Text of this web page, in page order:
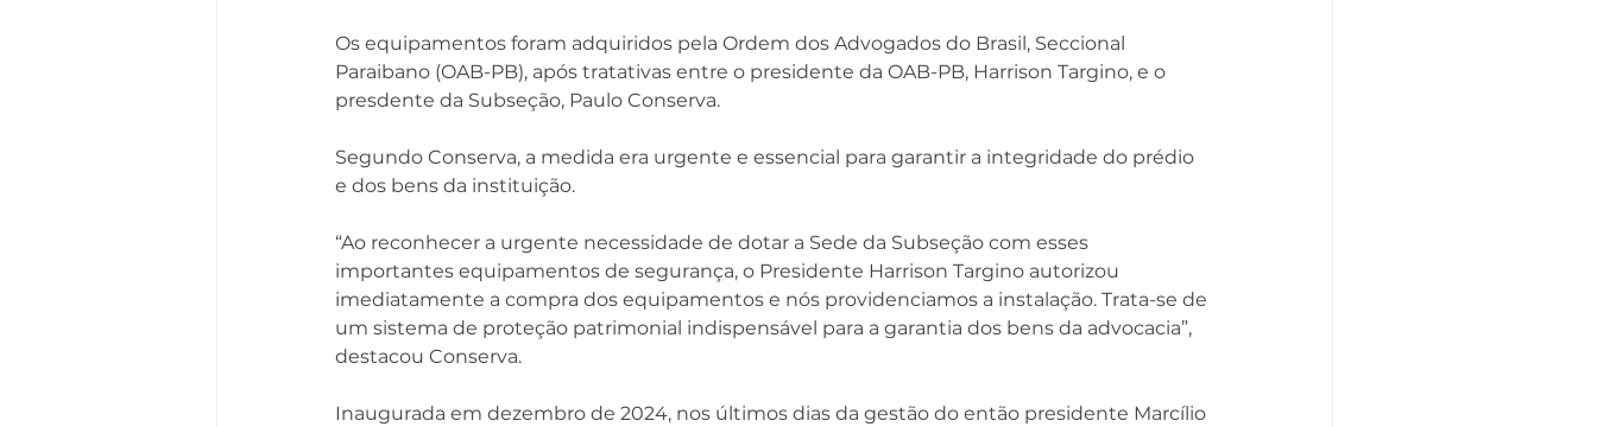
Os equipamentos foram adquiridos pela Ordem dos Advogados do Brasil, Seccional
Paraibano (OAB-PB), após tratativas entre o presidente da OAB-PB, Harrison Targino, e o
presdente da Subseção, Paulo Conserva.
Segundo Conserva, a medida era urgente e essencial para garantir a integridade do prédio
e dos bens da instituição.
“Ao reconhecer a urgente necessidade de dotar a Sede da Subseção com esses
importantes equipamentos de segurança, o Presidente Harrison Targino autorizou
imediatamente a compra dos equipamentos e nós providenciamos a instalação. Trata-se de
um sistema de proteção patrimonial indispensável para a garantia dos bens da advocacia”,
destacou Conserva.
Inaugurada em dezembro de 2024, nos últimos dias da gestão do então presidente Marcílio